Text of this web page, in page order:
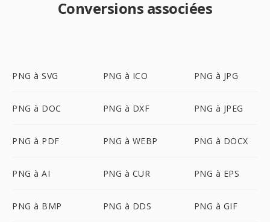
Conversions associées
PNG à SVG PNG à ICO PNG à JPG
PNG à DOC PNG à DXF PNG à JPEG
PNG à PDF PNG à WEBP PNG à DOCX
PNG à AI PNG à CUR PNG à EPS
PNG à BMP PNG à DDS PNG à GIF